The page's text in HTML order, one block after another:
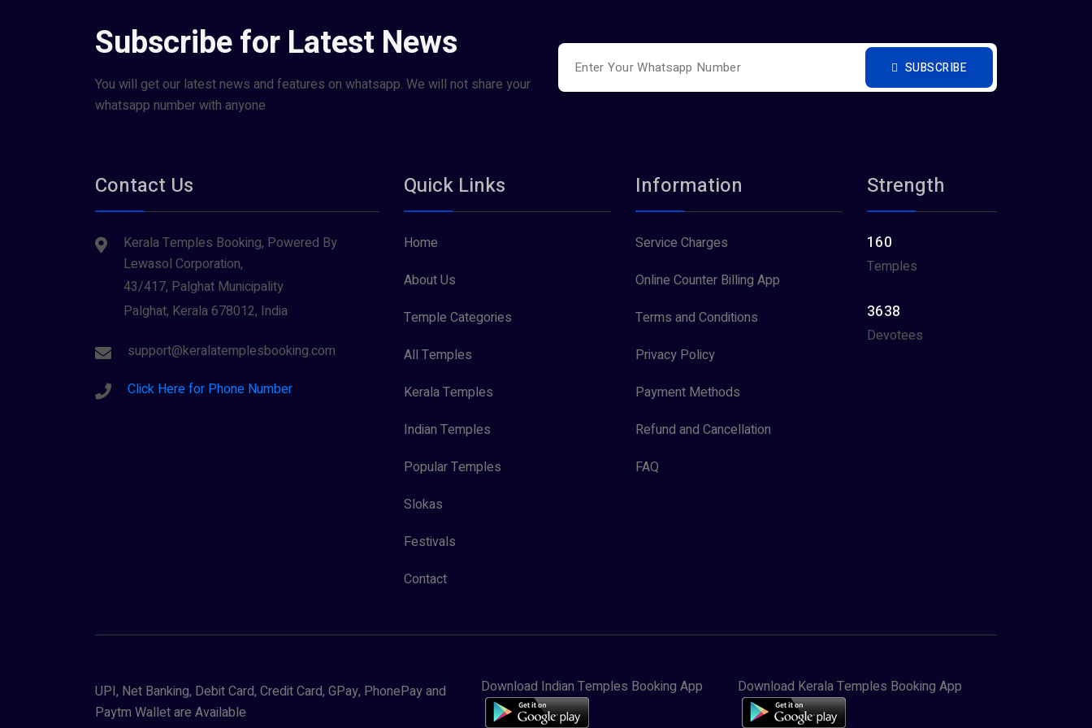
Subscribe for Latest News
You will get our latest news and features on whatsapp. We will not share your
whatsapp number with anyone
SUBSCRIBE
Contact Us
Kerala Temples Booking, Powered By
Lewasol Corporation,
43/417, Palghat Municipality
Palghat, Kerala 678012, India
support@keralatemplesbooking.com
Click Here for Phone Number
Quick Links
Home
About Us
Temple Categories
All Temples
Kerala Temples
Indian Temples
Popular Temples
Slokas
Festivals
Contact
Information
Service Charges
Online Counter Billing App
Terms and Conditions
Privacy Policy
Payment Methods
Refund and Cancellation
FAQ
Strength
160
Temples
3638
Devotees
UPI, Net Banking, Debit Card, Credit Card, GPay, PhonePay and
Paytm Wallet are Available
Download Indian Temples Booking App Download Kerala Temples Booking App